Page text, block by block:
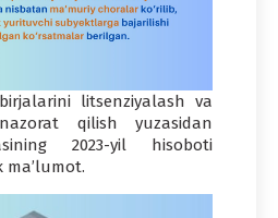
litsenziyalash va
qilish yuzasidan
2023-yil hisoboti
ma’lumot.